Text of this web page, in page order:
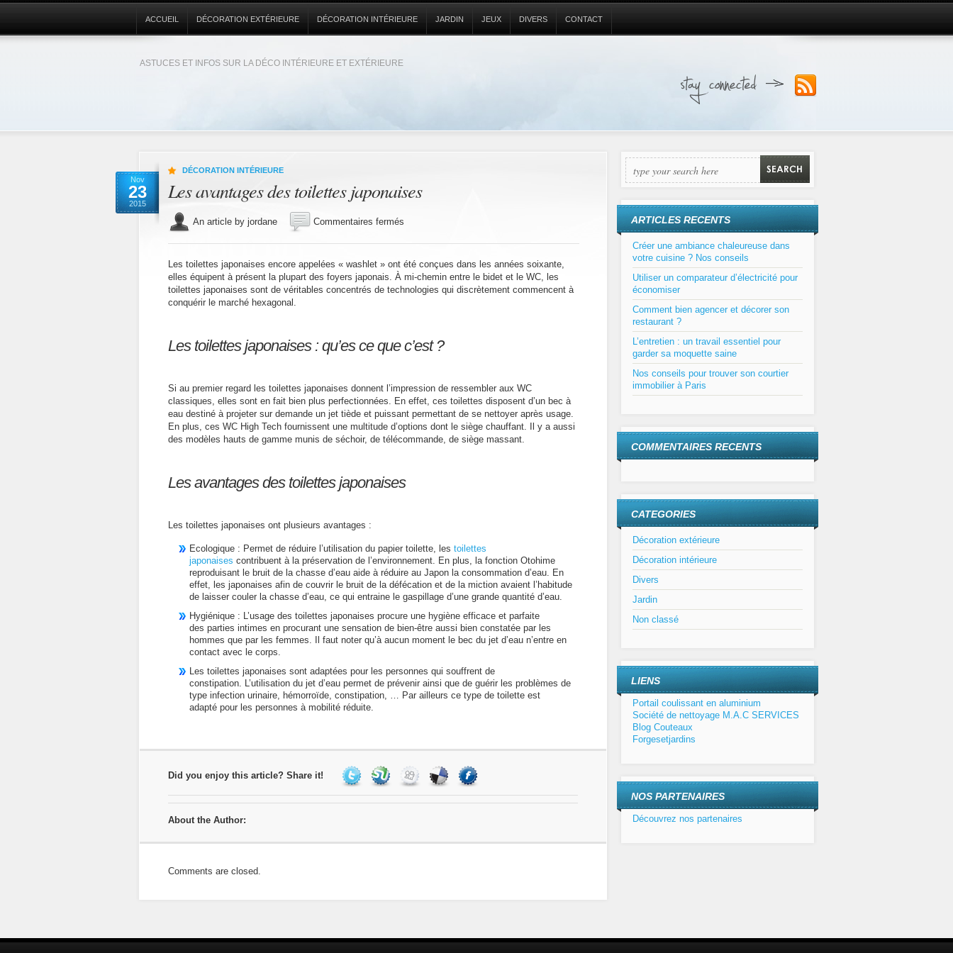
ASTUCES ET INFOS SUR LA DÉCO INTÉRIEURE ET EXTÉRIEURE
ACCUEIL DÉCORATION EXTÉRIEURE DÉCORATION INTÉRIEURE JARDIN JEUX DIVERS CONTACT
Nov
23
2015
DÉCORATION INTÉRIEURE
Les avantages des toilettes japonaises
An article by jordane Commentaires fermés
avantages
toilettes
japonaises
Les toilettes japonaises encore appelées « washlet » ont été conçues dans les années soixante,
elles équipent à présent la plupart des foyers japonais. À mi-chemin entre le bidet et le WC, les
toilettes japonaises sont de véritables concentrés de technologies qui discrètement commencent à
conquérir le marché hexagonal.
Les toilettes japonaises : qu’es ce que c’est ?
Si au premier regard les toilettes japonaises donnent l’impression de ressembler aux WC
classiques, elles sont en fait bien plus perfectionnées. En effet, ces toilettes disposent d’un bec à
eau destiné à projeter sur demande un jet tiède et puissant permettant de se nettoyer après usage.
En plus, ces WC High Tech fournissent une multitude d’options dont le siège chauffant. Il y a aussi
des modèles hauts de gamme munis de séchoir, de télécommande, de siège massant.
Les avantages des toilettes japonaises
Les toilettes japonaises ont plusieurs avantages :
Ecologique : Permet de réduire l’utilisation du papier toilette, les toilettes
japonaises contribuent à la préservation de l’environnement. En plus, la fonction Otohime
reproduisant le bruit de la chasse d’eau aide à réduire au Japon la consommation d’eau. En
effet, les japonaises afin de couvrir le bruit de la défécation et de la miction avaient l’habitude
de laisser couler la chasse d’eau, ce qui entraine le gaspillage d’une grande quantité d’eau.
Hygiénique : L’usage des toilettes japonaises procure une hygiène efficace et parfaite
des parties intimes en procurant une sensation de bien-être aussi bien constatée par les
hommes que par les femmes. Il faut noter qu’à aucun moment le bec du jet d’eau n’entre en
contact avec le corps.
Les toilettes japonaises sont adaptées pour les personnes qui souffrent de
constipation. L’utilisation du jet d’eau permet de prévenir ainsi que de guérir les problèmes de
type infection urinaire, hémorroïde, constipation, … Par ailleurs ce type de toilette est
adapté pour les personnes à mobilité réduite.
Did you enjoy this article? Share it!
About the Author:
Comments are closed.
ARTICLES RECENTS
Créer une ambiance chaleureuse dans
votre cuisine ? Nos conseils
Utiliser un comparateur d’électricité pour
économiser
Comment bien agencer et décorer son
restaurant ?
L’entretien : un travail essentiel pour
garder sa moquette saine
Nos conseils pour trouver son courtier
immobilier à Paris
COMMENTAIRES RECENTS
CATEGORIES
Décoration extérieure
Décoration intérieure
Divers
Jardin
Non classé
LIENS
Portail coulissant en aluminium
Société de nettoyage M.A.C SERVICES
Blog Couteaux
Forgesetjardins
NOS PARTENAIRES
Découvrez nos partenaires